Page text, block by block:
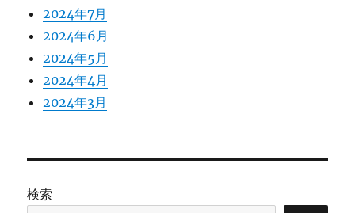
2024年7月
2024年6月
2024年5月
2024年4月
2024年3月
検索